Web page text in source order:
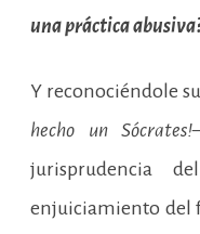
una práctica
Y reconociéndole
hecho un Sócrates!
jurisprudencia
enjuiciamiento del